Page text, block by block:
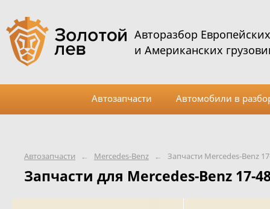
Автозапчасти ← Mercedes-Benz ← Запчасти Mercedes-Benz
Запчасти для Mercedes-Benz 17-
Авторазбор Европейских
и Американских
Автозапчасти Автомобили в